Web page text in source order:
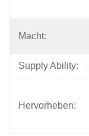
Macht:
Supply Ability:
Hervorheben: